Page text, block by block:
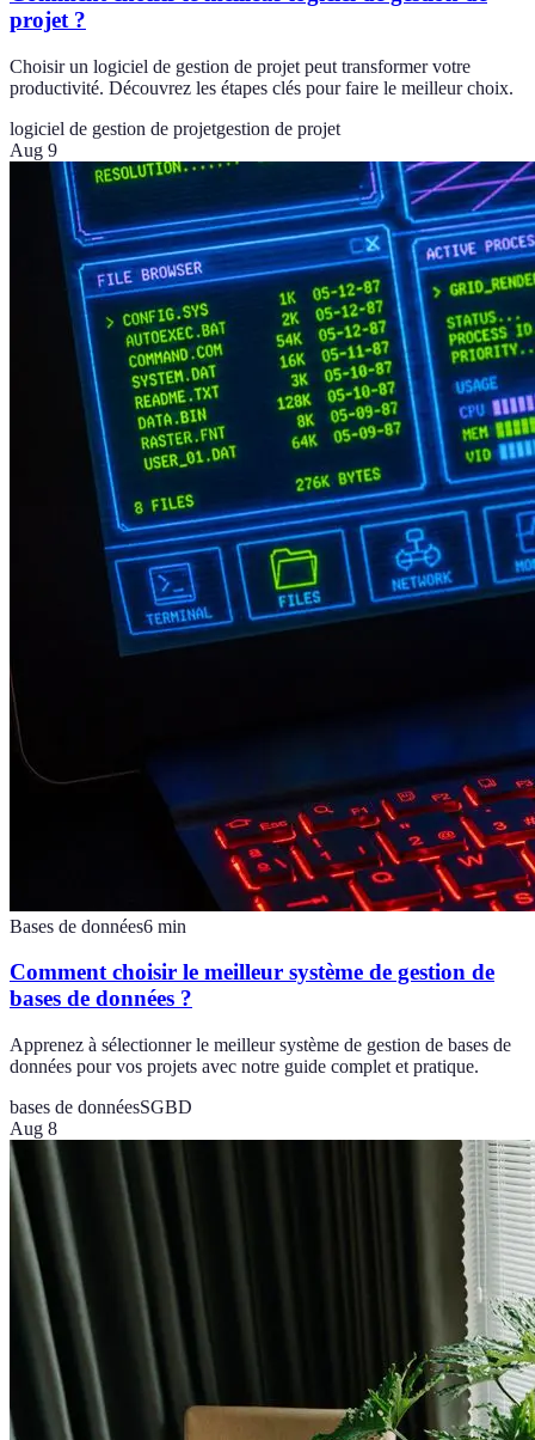
projet ?
Choisir un logiciel de gestion de projet peut transformer votre
productivité. Découvrez les étapes clés pour faire le meilleur choix.
logiciel de gestion de projetgestion de projet
Aug 9
Bases de données6 min
Comment choisir le meilleur système de gestion de
bases de données ?
Apprenez à sélectionner le meilleur système de gestion de bases de
données pour vos projets avec notre guide complet et pratique.
bases de donnéesSGBD
Aug 8